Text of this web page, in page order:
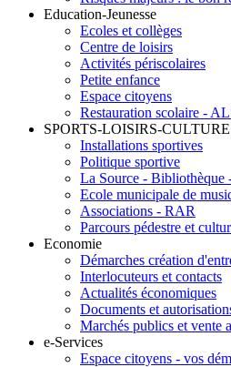
Education-Jeunesse
Ecoles et collèges
Centre de loisirs
Activités périscolaires
Petite enfance
Espace citoyens
Restauration scolaire -
SPORTS-LOISIRS-CULTURE
Installations sportives
Politique sportive
La Source - Bibliothèque
Ecole municipale de
Associations - RAR
Parcours pédestre et
Economie
Démarches création
Interlocuteurs et contacts
Actualités économiques
Documents et
Marchés publics et vente
e-Services
Espace citoyens - vos